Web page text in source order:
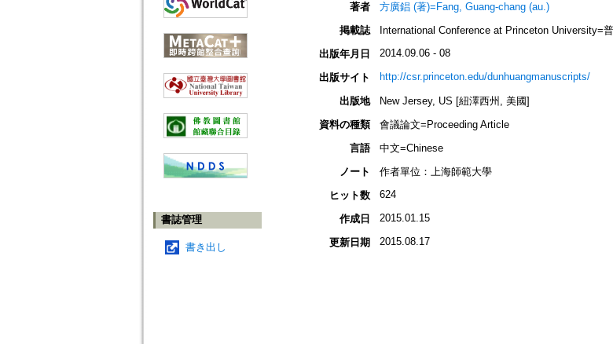
書誌管理
書き出し
著者
方廣錩 (著)=Fang, Guang-chang (au.)
掲載誌
International Conference at Princeton University=
出版年月日
2014.09.06 - 08
出版サイト http://csr.princeton.edu/dunhuangmanuscripts/
出版地
New Jersey, US [紐澤西州, 美國]
資料の種類
會議論文=Proceeding Article
言語
中文=Chinese
ノート
作者單位：上海師範大學
ヒット数
624
作成日 2015.01.15
更新日期 2015.08.17